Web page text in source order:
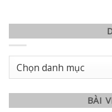
Danh
mục
BÀI